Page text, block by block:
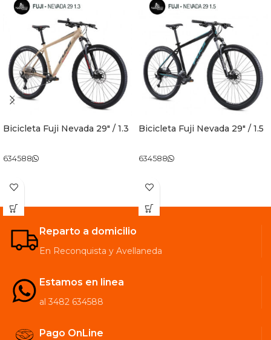
Bicicleta Fuji Nevada 29″ / 1.3
634588
Bicicleta Fuji Nevada 29″ / 1.5
634588
Reparto a domicilio
En Reconquista y Avellaneda
Estamos en linea
al 3482 634588
Pago OnLine